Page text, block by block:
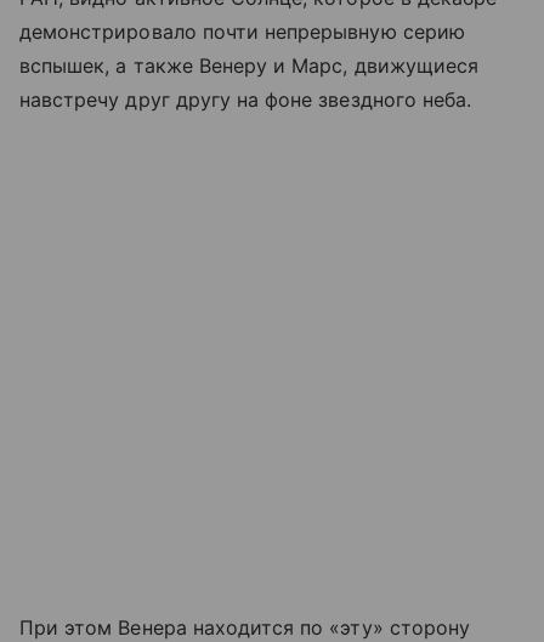
демонстрировало почти непрерывную серию
вспышек, а также Венеру и Марс, движущиеся
навстречу друг другу на фоне звездного неба.
При этом Венера находится по «эту» сторону